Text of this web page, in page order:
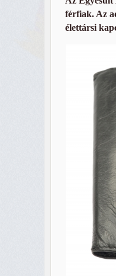
férfiak. Az
élettársi